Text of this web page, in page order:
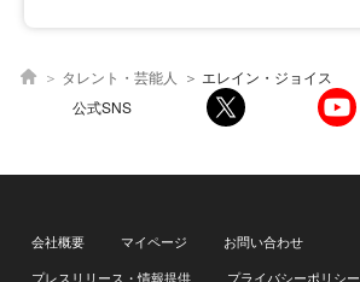
タレント・芸能人
エレイン・ジョイス
公式SNS
会社概要 マイページ
お問い合わせ
プレスリリース・情報提供
プライバシーポリシー